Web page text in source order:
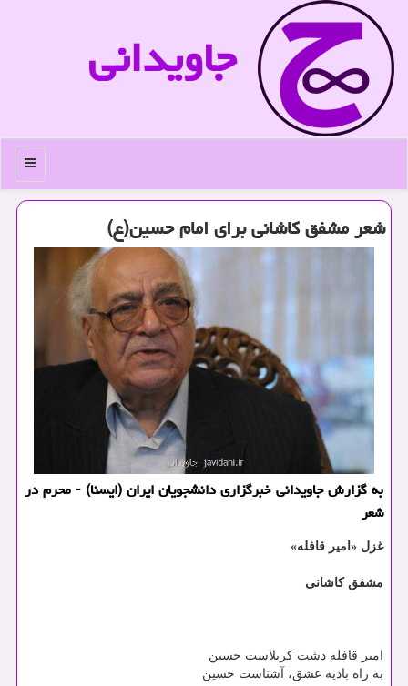
جاویدانی
منو
شعر مشفق كاشانی برای امام حسین(ع)
به گزارش جاویدانی خبرگزاری دانشجویان ایران (ایسنا) - محرم در
شعر
غزل «امیر قافله»
مشفق کاشانی
امیر قافله دشت کربلاست حسین
به راه بادیه عشق، آشناست حسین